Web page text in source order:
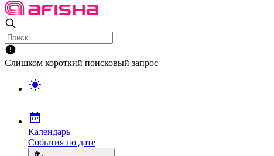
Слишком короткий поисковый запрос
Календарь
События по дате